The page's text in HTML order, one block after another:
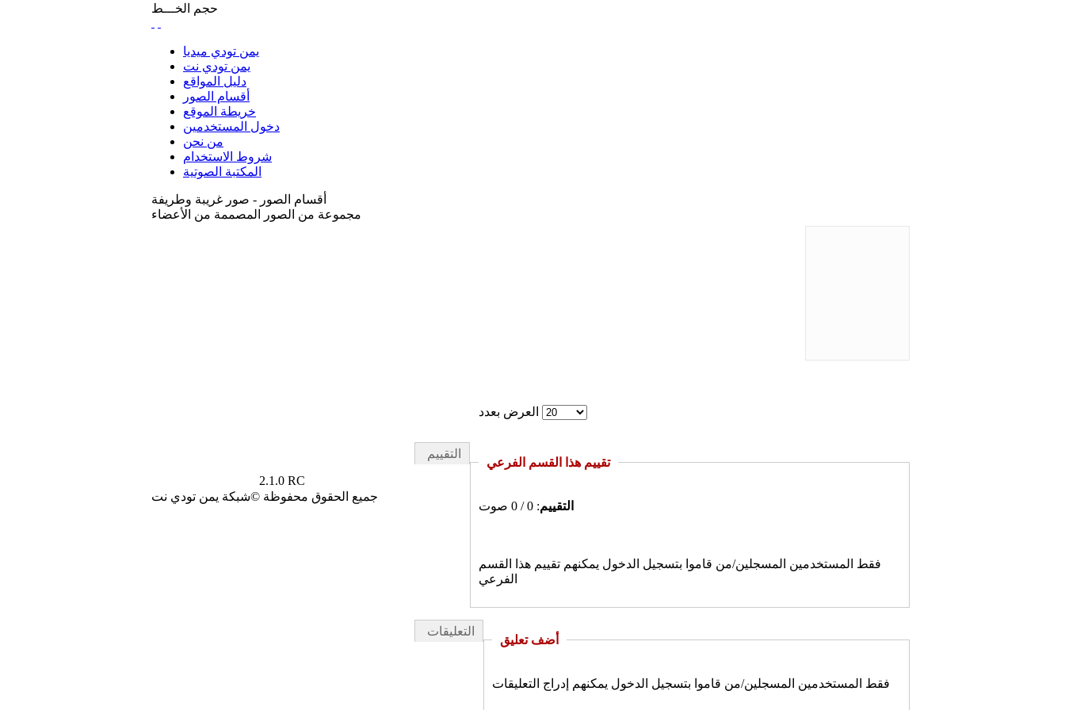
حجم الخـــط
يمن تودي ميديا
يمن تودي نت
دليل المواقع
أقسام الصور
خريطة الموقع
دخول المستخدمين
من نحن
شروط الاستخدام
المكتبة الصوتية
أقسام الصور - صور غريبة وطريفة
مجموعة من الصور المصممة من الأعضاء
التقييم
تقييم هذا القسم الفرعي
التقييم: 0 / 0 صوت
فقط المستخدمين المسجلين/من قاموا بتسجيل الدخول يمكنهم تقييم هذا القسم
الفرعي
التعليقات
أضف تعليق
فقط المستخدمين المسجلين/من قاموا بتسجيل الدخول يمكنهم إدراج التعليقات
2.1.0 RC
جميع الحقوق محفوظة ©شبكة يمن تودي نت